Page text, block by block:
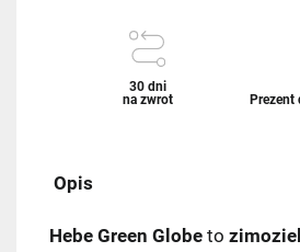
30 dni
na zwrot
Prezent
Opis
Hebe Green Globe to